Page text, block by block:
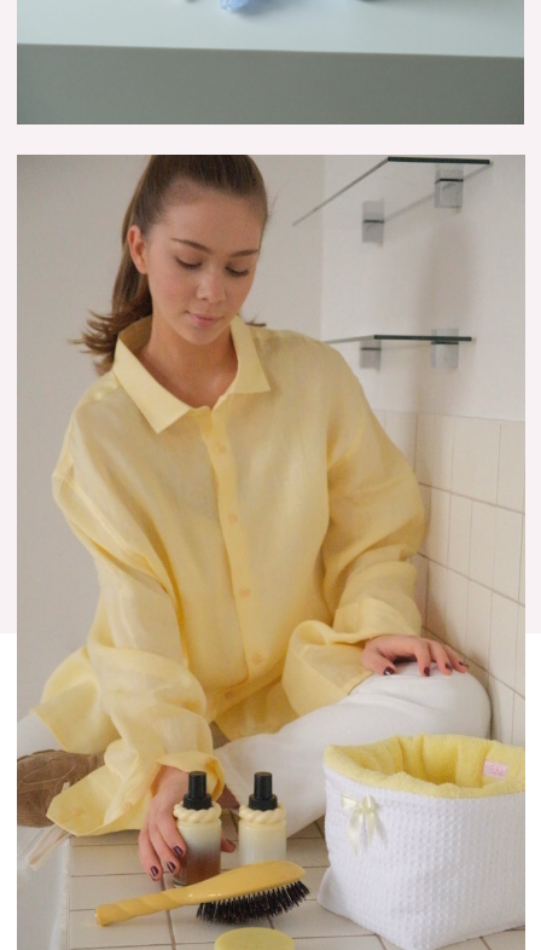
"Золотое яблоко"
ТЦ Метрополис
ТЦ Неглинная галерея
МАГАЗИНЫ
Сотрудничество: pr.adeleforyou@yandex.ru
Вопросы по заказам:
Adele.foryou@yandex.ru
Политика конфиденциальности
Публичная оферта
О нас
Контакты
Доставка
КОНТАКТЫ
МЕНЮ
Telegram
Звонки: